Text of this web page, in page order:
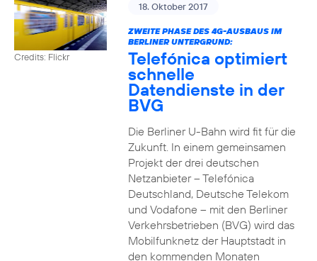
Credits: Flickr
18. Oktober 2017
ZWEITE PHASE DES 4G-AUSBAUS IM
BERLINER UNTERGRUND:
Telefónica optimiert
schnelle
Datendienste in der
BVG
Die Berliner U-Bahn wird fit für die
Zukunft. In einem gemeinsamen
Projekt der drei deutschen
Netzanbieter – Telefónica
Deutschland, Deutsche Telekom
und Vodafone – mit den Berliner
Verkehrsbetrieben (BVG) wird das
Mobilfunknetz der Hauptstadt in
den kommenden Monaten